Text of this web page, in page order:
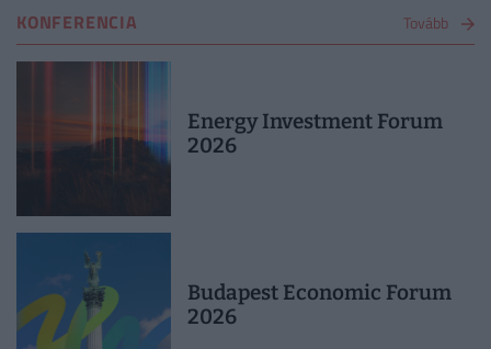
KONFERENCIA Tovább
Energy Investment Forum
2026
Budapest Economic Forum
2026